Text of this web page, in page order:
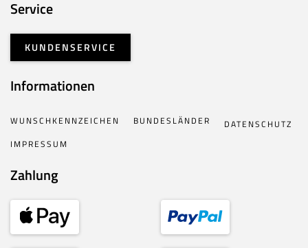
Service
KUNDENSERVICE
Informationen
WUNSCHKENNZEICHEN BUNDESLÄNDER
DATENSCHUTZ
IMPRESSUM
Zahlung